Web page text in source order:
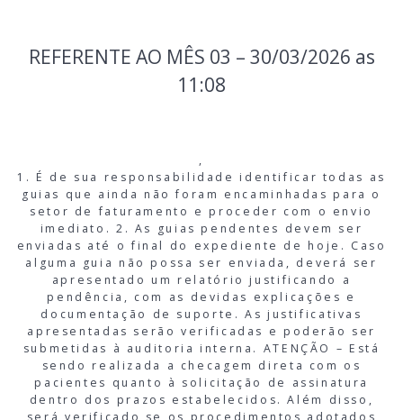
REFERENTE AO MÊS 03 – 30/03/2026 as
11:08
,
1. É de sua responsabilidade identificar todas as
guias que ainda não foram encaminhadas para o
setor de faturamento e proceder com o envio
imediato. 2. As guias pendentes devem ser
enviadas até o final do expediente de hoje. Caso
alguma guia não possa ser enviada, deverá ser
apresentado um relatório justificando a
pendência, com as devidas explicações e
documentação de suporte. As justificativas
apresentadas serão verificadas e poderão ser
submetidas à auditoria interna. ATENÇÃO – Está
sendo realizada a checagem direta com os
pacientes quanto à solicitação de assinatura
dentro dos prazos estabelecidos. Além disso,
será verificado se os procedimentos adotados